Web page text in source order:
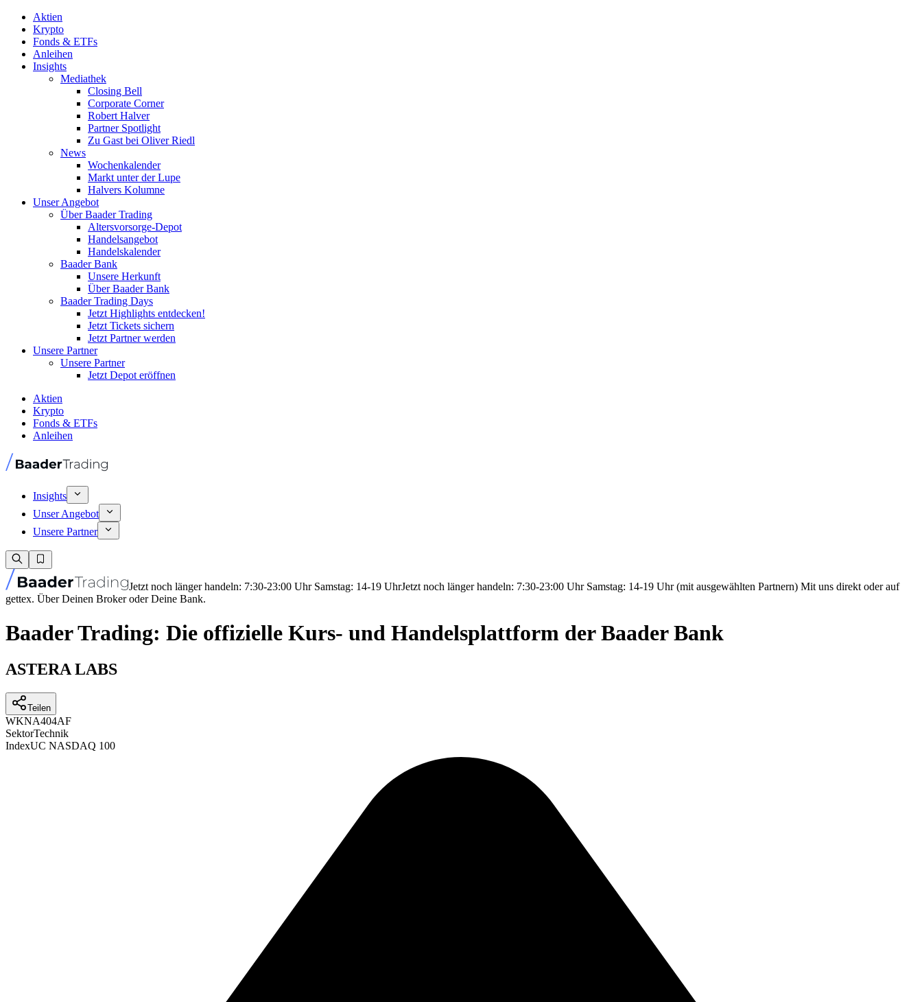
Aktien
Krypto
Fonds & ETFs
Anleihen
Insights
Mediathek
Closing Bell
Corporate Corner
Robert Halver
Partner Spotlight
Zu Gast bei Oliver Riedl
News
Wochenkalender
Markt unter der Lupe
Halvers Kolumne
Unser Angebot
Über Baader Trading
Altersvorsorge-Depot
Handelsangebot
Handelskalender
Baader Bank
Unsere Herkunft
Über Baader Bank
Baader Trading Days
Jetzt Highlights entdecken!
Jetzt Tickets sichern
Jetzt Partner werden
Unsere Partner
Unsere Partner
Jetzt Depot eröffnen
Aktien
Krypto
Fonds & ETFs
Anleihen
Insights
Unser Angebot
Unsere Partner
Jetzt noch länger handeln: 7:30-23:00 Uhr Samstag: 14-19 UhrJetzt noch länger handeln: 7:30-23:00 Uhr Samstag: 14-19 Uhr (mit ausgewählten Partnern) Mit uns direkt oder auf
gettex. Über Deinen Broker oder Deine Bank.
Baader Trading: Die offizielle Kurs- und Handelsplattform der Baader Bank
ASTERA LABS
Teilen
WKNA404AF
SektorTechnik
IndexUC NASDAQ 100